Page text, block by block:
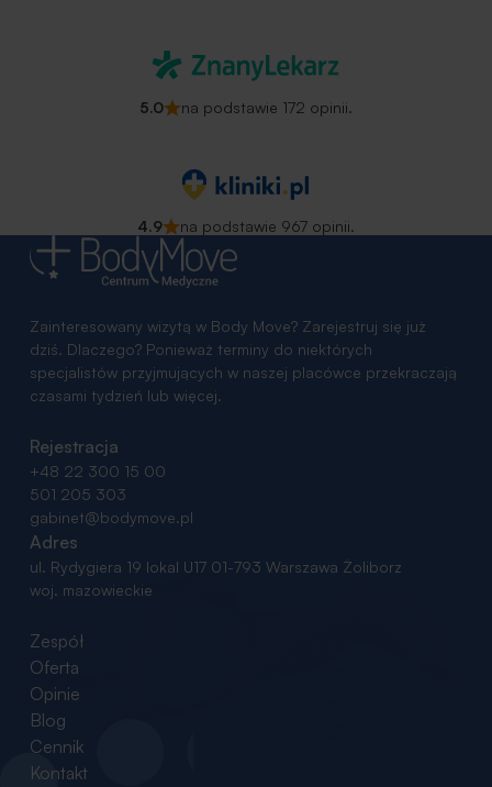
5.0 na podstawie 172 opinii.
4.9 na podstawie 967 opinii.
Zainteresowany wizytą w Body Move? Zarejestruj się już
dziś. Dlaczego? Ponieważ terminy do niektórych
specjalistów przyjmujących w naszej placówce przekraczają
czasami tydzień lub więcej.
Rejestracja
+48 22 300 15 00
501 205 303
gabinet@bodymove.pl
Adres
ul. Rydygiera 19 lokal U17 01-793 Warszawa Żoliborz
woj. mazowieckie
Zespół
Oferta
Opinie
Blog
Cennik
Kontakt